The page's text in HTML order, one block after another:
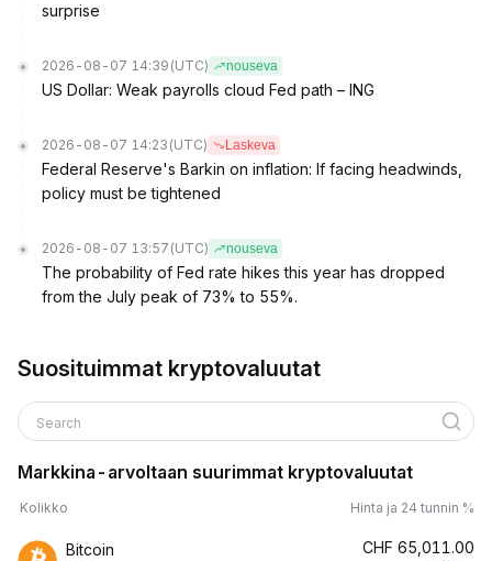
surprise
2026-08-07 14:39 (UTC) nouseva
US Dollar: Weak payrolls cloud Fed path – ING
2026-08-07 14:23 (UTC) Laskeva
Federal Reserve's Barkin on inflation: If facing headwinds,
policy must be tightened
2026-08-07 13:57 (UTC) nouseva
The probability of Fed rate hikes this year has dropped
from the July peak of 73% to 55%.
Suosituimmat kryptovaluutat
Search
Markkina-arvoltaan suurimmat kryptovaluutat
Kolikko Hinta ja 24 tunnin %
Bitcoin CHF 65,011.00